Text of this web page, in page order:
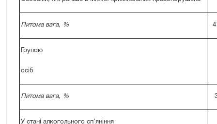
Питома вага, %
Групою
осіб
Питома вага, %
У стані алкогольного сп’яніння